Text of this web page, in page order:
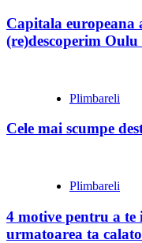
Capitala europeana
(re)descoperim Oulu
Plimbareli
Cele mai scumpe
Plimbareli
4 motive pentru a te
urmatoarea ta